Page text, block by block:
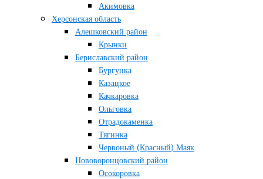
Акимовка
Херсонская область
Алешковский район
Крынки
Бериславский район
Бургунка
Казацкое
Качкаровка
Ольговка
Отрадокаменка
Тягинка
Червоный (Красный) Маяк
Нововоронцовский район
Осокоровка